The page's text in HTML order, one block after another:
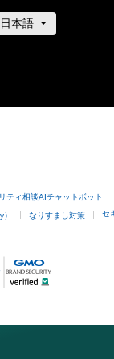
ティ相談AIチャットボット
なりすまし対策 セ